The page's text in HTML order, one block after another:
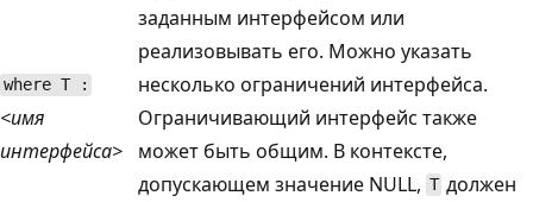
where T :
<имя
интерфейса>
заданным интерфейсом или
реализовывать его. Можно указать
несколько ограничений интерфейса.
Ограничивающий интерфейс также
может быть общим. В контексте,
допускающем значение NULL, T должен